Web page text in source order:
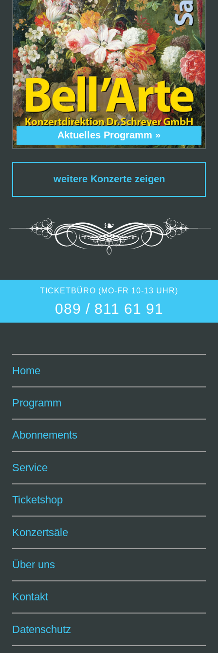
Aktuelles Programm »
weitere Konzerte zeigen
TICKETBÜRO (MO-FR 10-13 UHR)
089 / 811 61 91
Home
Programm
Abonnements
Service
Ticketshop
Konzertsäle
Über uns
Kontakt
Datenschutz